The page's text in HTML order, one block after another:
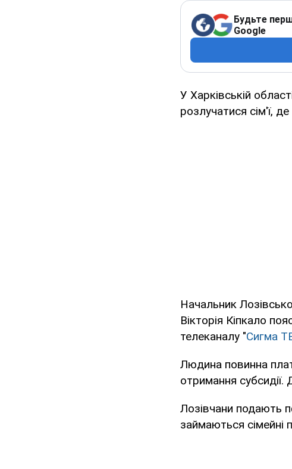
Будьте
Google
У Харківській
розлучатися сім'ї,
Начальник
Вікторія Кіпкало
телеканалу "Сигма
Людина повинна
отримання
Лозівчани подають
займаються сімейні